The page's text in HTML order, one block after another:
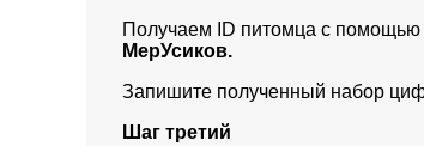
Получаем ID питомца с помощью
МерУсиков.
Запишите полученный набор
Шаг третий